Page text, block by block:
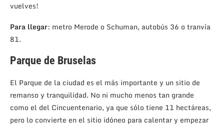
vuelves!
Para llegar: metro Merode o Schuman, autobús 36 o tranvía
81.
Parque de Bruselas
El Parque de la ciudad es el más importante y un sitio de
remanso y tranquilidad. No ni mucho menos tan grande
como el del Cincuentenario, ya que sólo tiene 11 hectáreas,
pero lo convierte en el sitio idóneo para calentar y empezar